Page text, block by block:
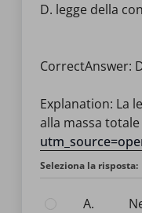
D. legge della
CorrectAnswer:
Explanation: La
alla massa
Seleziona la risposta:
A.